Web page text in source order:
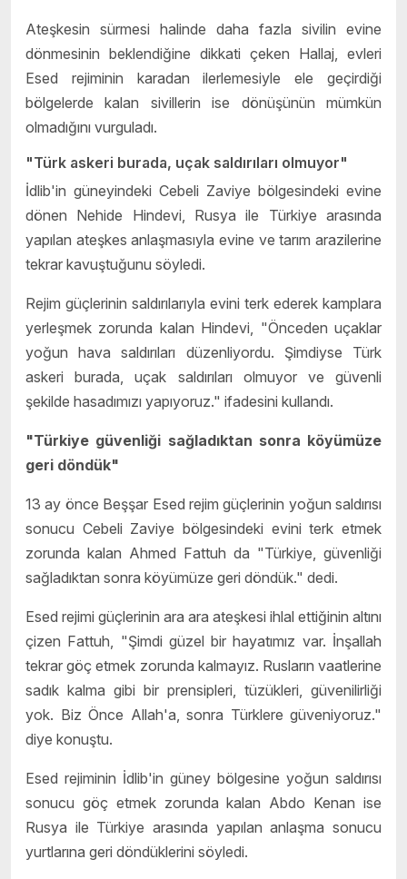
Ateşkesin sürmesi halinde daha fazla sivilin evine
dönmesinin beklendiğine dikkati çeken Hallaj, evleri
Esed rejiminin karadan ilerlemesiyle ele geçirdiği
bölgelerde kalan sivillerin ise dönüşünün mümkün
olmadığını vurguladı.
"Türk askeri burada, uçak saldırıları olmuyor"
İdlib'in güneyindeki Cebeli Zaviye bölgesindeki evine
dönen Nehide Hindevi, Rusya ile Türkiye arasında
yapılan ateşkes anlaşmasıyla evine ve tarım arazilerine
tekrar kavuştuğunu söyledi.
Rejim güçlerinin saldırılarıyla evini terk ederek kamplara
yerleşmek zorunda kalan Hindevi, "Önceden uçaklar
yoğun hava saldırıları düzenliyordu. Şimdiyse Türk
askeri burada, uçak saldırıları olmuyor ve güvenli
şekilde hasadımızı yapıyoruz." ifadesini kullandı.
"Türkiye güvenliği sağladıktan sonra köyümüze
geri döndük"
13 ay önce Beşşar Esed rejim güçlerinin yoğun saldırısı
sonucu Cebeli Zaviye bölgesindeki evini terk etmek
zorunda kalan Ahmed Fattuh da "Türkiye, güvenliği
sağladıktan sonra köyümüze geri döndük." dedi.
Esed rejimi güçlerinin ara ara ateşkesi ihlal ettiğinin altını
çizen Fattuh, "Şimdi güzel bir hayatımız var. İnşallah
tekrar göç etmek zorunda kalmayız. Rusların vaatlerine
sadık kalma gibi bir prensipleri, tüzükleri, güvenilirliği
yok. Biz Önce Allah'a, sonra Türklere güveniyoruz."
diye konuştu.
Esed rejiminin İdlib'in güney bölgesine yoğun saldırısı
sonucu göç etmek zorunda kalan Abdo Kenan ise
Rusya ile Türkiye arasında yapılan anlaşma sonucu
yurtlarına geri döndüklerini söyledi.